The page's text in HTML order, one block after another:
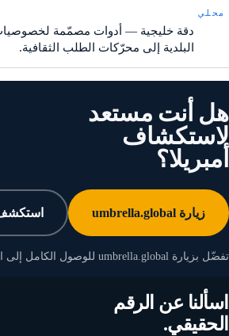
محلي
دقة خليجية — أدوات مصمّمة لخصوصيات
البلدية إلى محرّكات الطلب الثقافية.
هل أنت مستعد
لاستكشاف
أمبريلا؟
زيارة umbrella.global استكشف
تفضّل بزيارة umbrella.global للوصول الكامل إلى المنصة.
اسألنا عن الرقم
الحقيقي.